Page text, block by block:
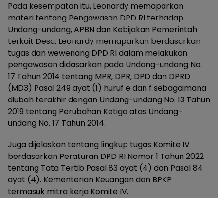
Pada kesempatan itu, Leonardy memaparkan
materi tentang Pengawasan DPD RI terhadap
Undang-undang, APBN dan Kebijakan Pemerintah
terkait Desa. Leonardy memaparkan berdasarkan
tugas dan wewenang DPD RI dalam melakukan
pengawasan didasarkan pada Undang-undang No.
17 Tahun 2014 tentang MPR, DPR, DPD dan DPRD
(MD3) Pasal 249 ayat (1) huruf e dan f sebagaimana
diubah terakhir dengan Undang-undang No. 13 Tahun
2019 tentang Perubahan Ketiga atas Undang-
undang No. 17 Tahun 2014.
Juga dijelaskan tentang lingkup tugas Komite IV
berdasarkan Peraturan DPD RI Nomor 1 Tahun 2022
tentang Tata Tertib Pasal 83 ayat (4) dan Pasal 84
ayat (4). Kementerian Keuangan dan BPKP
termasuk mitra kerja Komite IV.